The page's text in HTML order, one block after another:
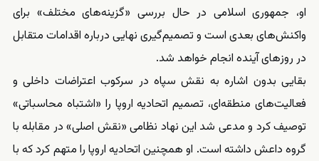
او، جمهوری اسلامی در حال بررسی «گزینه‌های مختلف» برای
واکنش‌های بعدی است و تصمیم‌گیری نهایی درباره اقدامات متقابل
در روزهای آینده انجام خواهد شد.
بقایی بدون اشاره به نقش سپاه در سرکوب اعتراضات داخلی و
فعالیت‌های منطقه‌ای، تصمیم اتحادیه اروپا را «اشتباه محاسباتی»
توصیف کرد و مدعی شد این نهاد نظامی «نقش اصلی» در مقابله با
گروه داعش داشته است. او همچنین اتحادیه اروپا را متهم کرد که با